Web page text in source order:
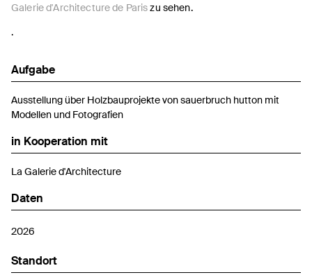
Galerie d'Architecture de Pariszu sehen.
.
Aufgabe
Ausstellung über Holzbauprojekte von sauerbruch hutton mit
Modellen und Fotografien
in Kooperation mit
La Galerie d'Architecture
Daten
2026
Standort